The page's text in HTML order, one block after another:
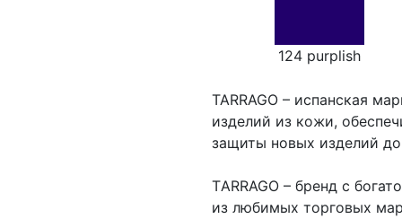
124 purplish
TARRAGO – испанская
изделий из кожи,
защиты новых изделий
ТARRAGO – бренд с
из любимых торговых